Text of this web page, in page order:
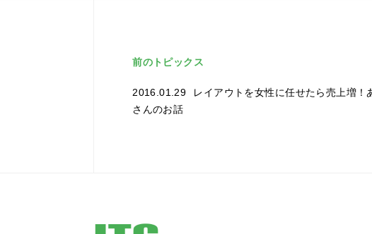
前のトピックス
2016.01.29
レイアウトを女性に任せたら売上増！
さんのお話